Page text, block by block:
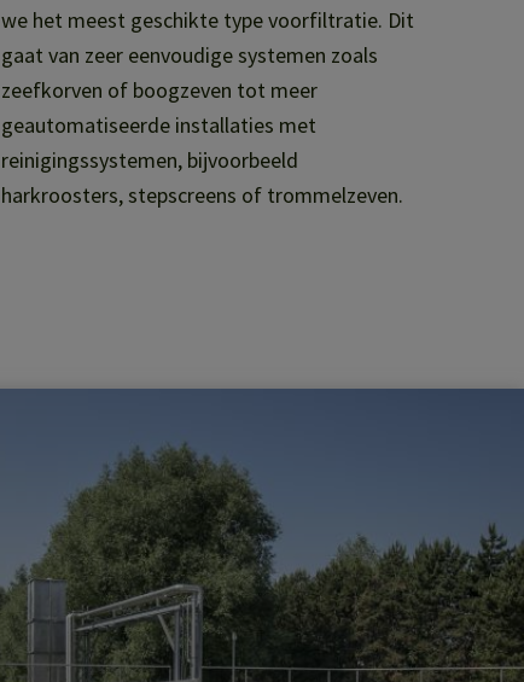
we het meest geschikte type voorfiltratie. Dit
gaat van zeer eenvoudige systemen zoals
zeefkorven of boogzeven tot meer
geautomatiseerde installaties met
reinigingssystemen, bijvoorbeeld
harkroosters, stepscreens of trommelzeven.